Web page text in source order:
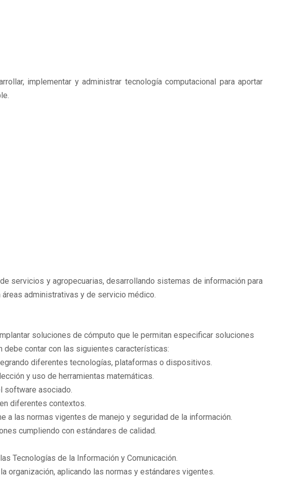
implementar y administrar tecnología computacional para aportar
servicios y agropecuarias, desarrollando sistemas de información para
administrativas y de servicio médico.
soluciones de cómputo que le permitan especificar soluciones
contar con las siguientes características:
diferentes tecnologías, plataformas o dispositivos.
y uso de herramientas matemáticas.
software asociado.
diferentes contextos.
las normas vigentes de manejo y seguridad de la información.
cumpliendo con estándares de calidad.
Tecnologías de la Información y Comunicación.
organización, aplicando las normas y estándares vigentes.